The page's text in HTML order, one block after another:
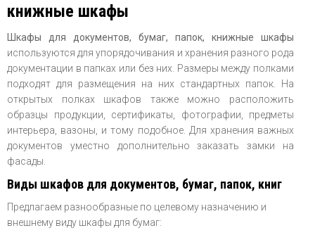
книжные шкафы
Шкафы для документов, бумаг, папок, книжные шкафы
используются для упорядочивания и хранения разного рода
документации в папках или без них. Размеры между полками
подходят для размещения на них стандартных папок. На
открытых полках шкафов также можно расположить
образцы продукции, сертификаты, фотографии, предметы
интерьера, вазоны, и тому подобное. Для хранения важных
документов уместно дополнительно заказать замки на
фасады.
Виды шкафов для документов, бумаг, папок, книг
Предлагаем разнообразные по целевому назначению и
внешнему виду шкафы для бумаг: